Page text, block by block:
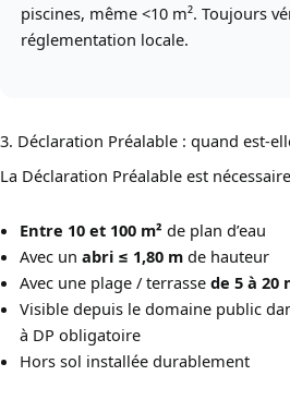
piscines, même <10 m². Toujours
réglementation locale.
3. Déclaration Préalable : quand est-
La Déclaration Préalable est
Entre 10 et 100 m² de plan d’eau
Avec un abri ≤ 1,80 mde hauteur
Avec une plage / terrasse de 5 à 20
Visible depuis le domaine public
à DP obligatoire
Hors sol installée durablement